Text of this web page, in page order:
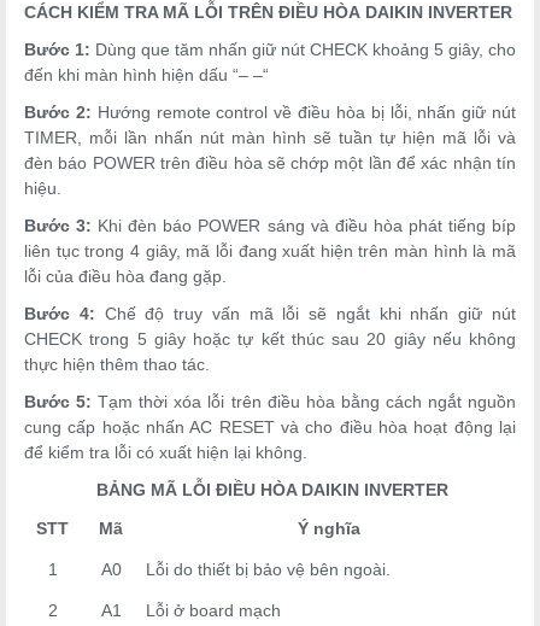
CÁCH KIỂM TRA MÃ LỖI TRÊN ĐIỀU HÒA DAIKIN INVERTER
Bước 1: Dùng que tăm nhấn giữ nút CHECK khoảng 5 giây, cho
đến khi màn hình hiện dấu “– –“
Bước 2: Hướng remote control về điều hòa bị lỗi, nhấn giữ nút
TIMER, mỗi lần nhấn nút màn hình sẽ tuần tự hiện mã lỗi và
đèn báo POWER trên điều hòa sẽ chớp một lần để xác nhận tín
hiệu.
Bước 3: Khi đèn báo POWER sáng và điều hòa phát tiếng bíp
liên tục trong 4 giây, mã lỗi đang xuất hiện trên màn hình là mã
lỗi của điều hòa đang gặp.
Bước 4: Chế độ truy vấn mã lỗi sẽ ngắt khi nhấn giữ nút
CHECK trong 5 giây hoặc tự kết thúc sau 20 giây nếu không
thực hiện thêm thao tác.
Bước 5: Tạm thời xóa lỗi trên điều hòa bằng cách ngắt nguồn
cung cấp hoặc nhấn AC RESET và cho điều hòa hoạt động lại
để kiểm tra lỗi có xuất hiện lại không.
BẢNG MÃ LỖI ĐIỀU HÒA DAIKIN INVERTER
STT
Mã Ý nghĩa
1 A0 Lỗi do thiết bị bảo vệ bên ngoài.
2 A1 Lỗi ở board mạch